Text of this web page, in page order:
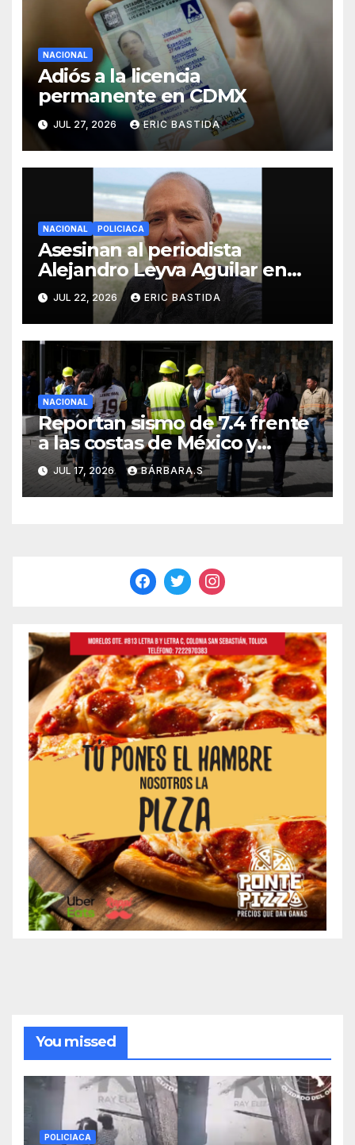
NACIONAL
Adiós a la licencia
permanente en CDMX
JUL 27, 2026 ERIC BASTIDA
NACIONAL POLICIACA
Asesinan al periodista
Alejandro Leyva Aguilar en
Oaxaca mientras desayunaba
JUL 22, 2026 ERIC BASTIDA
NACIONAL
Reportan sismo de 7.4 frente
a las costas de México y
Guatemala
JUL 17, 2026 BÁRBARA.S
You missed
POLICIACA